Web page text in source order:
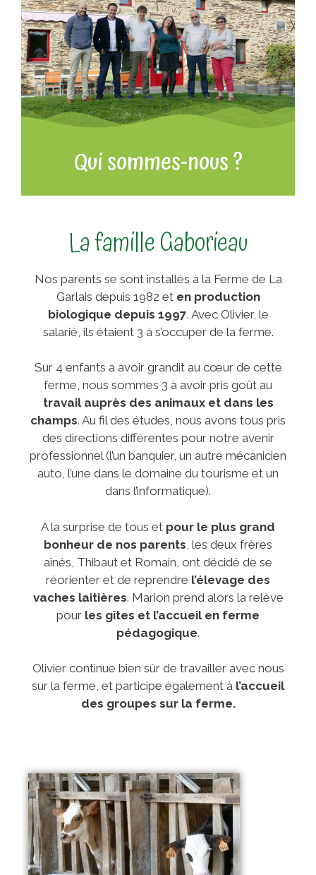
Qui sommes-nous ?
La famille Gaborieau
Nos parents se sont installés à la Ferme de La
Garlais depuis 1982 et en production
biologique depuis 1997. Avec Olivier, le
salarié, ils étaient 3 à s’occuper de la ferme.
Sur 4 enfants a avoir grandit au cœur de cette
ferme, nous sommes 3 à avoir pris goût au
travail auprès des animaux et dans les
champs. Au fil des études, nous avons tous pris
des directions différentes pour notre avenir
professionnel (l’un banquier, un autre mécanicien
auto, l’une dans le domaine du tourisme et un
dans l’informatique).
A la surprise de tous et pour le plus grand
bonheur de nos parents , les deux frères
aînés, Thibaut et Romain, ont décidé de se
réorienter et de reprendre l’élevage des
vaches laitières. Marion prend alors la relève
pour les gîtes et l’accueil en ferme
pédagogique.
Olivier continue bien sûr de travailler avec nous
sur la ferme, et participe également à l’accueil
des groupes sur la ferme.